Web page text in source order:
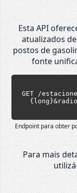
Esta API
atualizados
postos de
fonte
GET /
Endpoint para obter
Para mais